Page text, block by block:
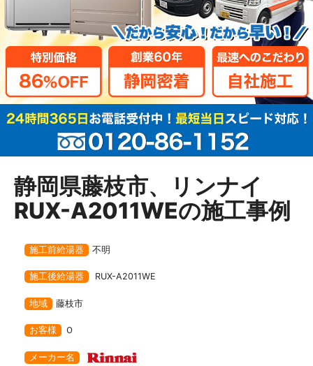
静岡県藤枝市、リンナイ
RUX-A2011WEの施工事例
施工前給湯器 不明
施工後給湯器 RUX-A2011WE
地域 藤枝市
お客様 Ｏ
メーカー名